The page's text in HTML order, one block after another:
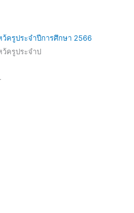
ครูประจำปีการศึกษา 2566
ว้ครูประจำป